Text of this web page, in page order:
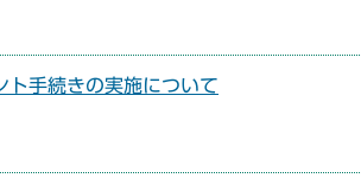
ト手続きの実施について